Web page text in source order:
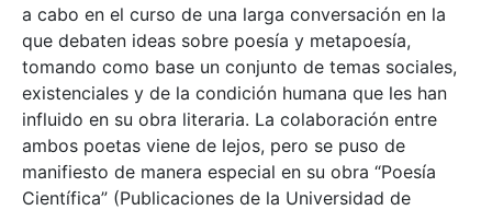
a cabo en el curso de una larga conversación en la
que debaten ideas sobre poesía y metapoesía,
tomando como base un conjunto de temas sociales,
existenciales y de la condición humana que les han
influido en su obra literaria. La colaboración entre
ambos poetas viene de lejos, pero se puso de
manifiesto de manera especial en su obra “Poesía
Científica” (Publicaciones de la Universidad de